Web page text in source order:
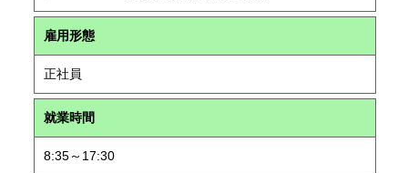
雇用形態
正社員
就業時間
8:35～17:30